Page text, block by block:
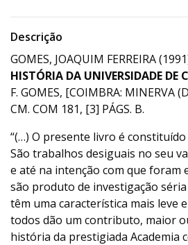
Descrição
GOMES, JOAQUIM FERREIRA
HISTÓRIA DA UNIVERSIDADE DE
F. GOMES, [COIMBRA: MINERVA
CM. COM 181, [3] PÁGS. B.
“(…) O presente livro é
São trabalhos desiguais no seu
e até na intenção com que foram
são produto de investigação
têm uma característica mais leve
todos dão um contributo, maior
história da prestigiada Academia